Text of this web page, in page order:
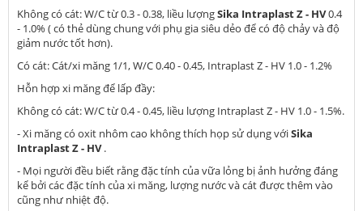
Không có cát: W/C từ 0.3 - 0.38, liều lượngSika Intraplast Z - HV0.4
- 1.0% ( có thẻ dùng chung với phụ gia siêu dẻo để có độ chảy và độ
giảm nước tốt hơn).
Có cát: Cát/xi măng 1/1, W/C 0.40 - 0.45, Intraplast Z - HV 1.0 - 1.2%
Hỗn hợp xi măng để lấp đầy:
Không có cát: W/C từ 0.4 - 0.45, liều lượng Intraplast Z - HV 1.0 - 1.5%.
- Xi măng có oxit nhôm cao không thích họp sử dụng vớiSika
Intraplast Z - HV.
- Mọi người đều biết rằng đặc tính của vữa lỏng bị ảnh hưởng đáng
kể bởi các đặc tính của xi măng, lượng nước và cát được thêm vào
cũng như nhiệt độ.